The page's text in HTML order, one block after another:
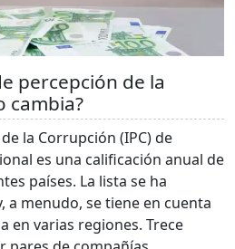
percepción de la
cambia?
la Corrupción (IPC) de
es una calificación anual de
países. La lista se ha
a menudo, se tiene en cuenta
en varias regiones. Trece